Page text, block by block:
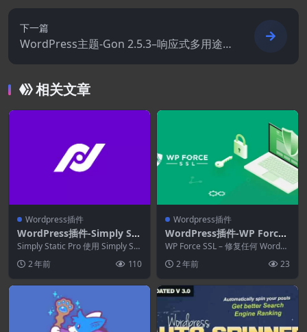
下一篇
WordPress主题-Gon 2.5.3–响应式多用途
WordPress主题
相关文章
Wordpress插件
WordPress插件-Simply Sta
tic Pro 1.6.0–WordPress静
态站点生成器
Simply Static Pro 使用 Simply Sta
2 年前 110
Wordpress插件
WordPress插件-WP Force
SSL Pro 5.31–修复任何Wor
dPress网站上的SSL
WP Force SSL – 修复任何 WordPr
2 年前 23